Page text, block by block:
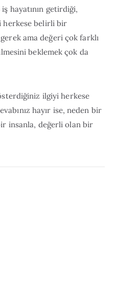
hayatının getirdiği,
herkese belirli bir
ama değeri çok farklı
beklemek çok da
ilgiyi herkese
hayır ise, neden bir
insanla, değerli olan bir